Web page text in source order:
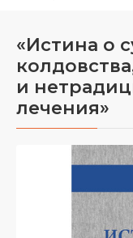
«Истина о
и
лечения»